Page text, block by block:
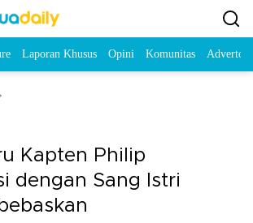
Laporan Khusus Opini Komunitas
Kapten Philip
dengan Sang Istri